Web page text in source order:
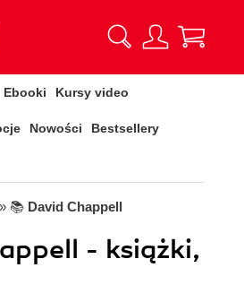
Ebooki Kursy video
Nowości Bestsellery
» 📚 David Chappell
- książki,